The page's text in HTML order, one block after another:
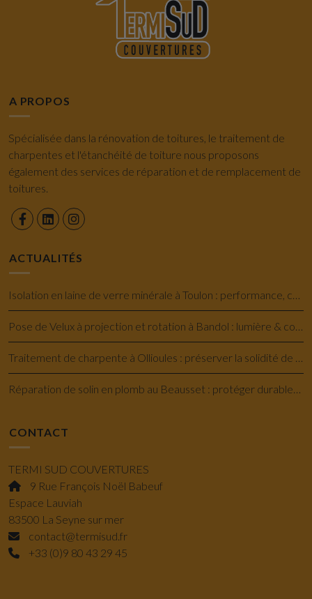
A PROPOS
Spécialisée dans la rénovation de toitures, le traitement de
charpentes et l'étanchéité de toiture nous proposons
également des services de réparation et de remplacement de
toitures.
ACTUALITÉS
Isolation en laine de verre minérale à Toulon : performance, confort et économie
Pose de Velux à projection et rotation à Bandol : lumière & confort savoir-faire
Traitement de charpente à Ollioules : préserver la solidité de votre maison
Réparation de solin en plomb au Beausset : protéger durablement votre toiture
CONTACT
TERMI SUD COUVERTURES
9 Rue François Noël Babeuf
Espace Lauviah
83500 La Seyne sur mer
contact@termisud.fr
+33 (0)9 80 43 29 45